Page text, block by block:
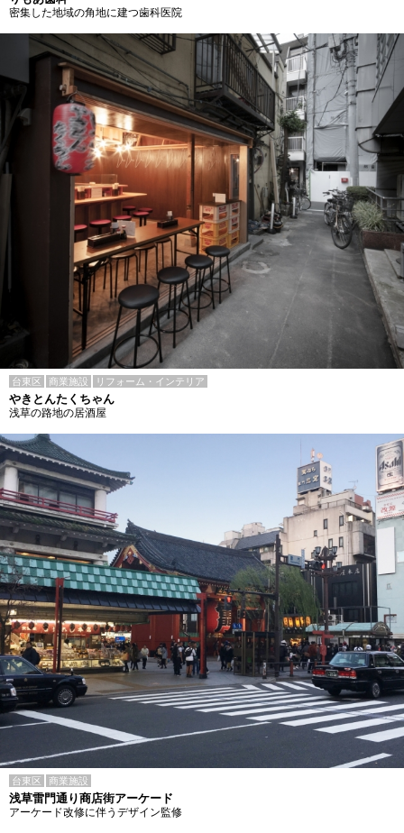
密集した地域の角地に建つ歯科医院
台東区 商業施設 リフォーム・インテリア
やきとんたくちゃん
浅草の路地の居酒屋
台東区 商業施設
浅草雷門通り商店街アーケード
アーケード改修に伴うデザイン監修